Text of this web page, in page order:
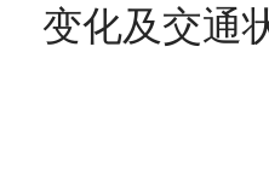
变化及交通